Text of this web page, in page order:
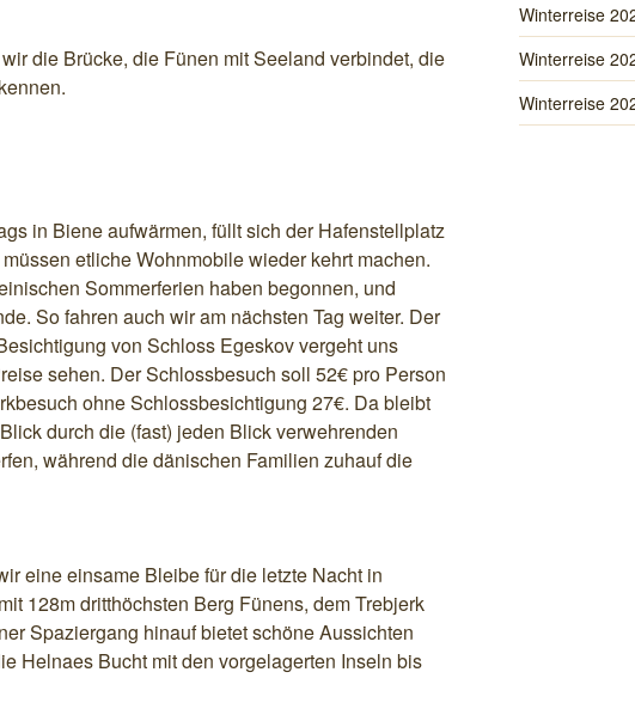
die Brücke, die Fünen mit Seeland verbindet, die
in Biene aufwärmen, füllt sich der Hafenstellplatz
etliche Wohnmobile wieder kehrt machen.
Sommerferien haben begonnen, und
So fahren auch wir am nächsten Tag weiter. Der
von Schloss Egeskov vergeht uns
sehen. Der Schlossbesuch soll 52€ pro Person
ohne Schlossbesichtigung 27€. Da bleibt
durch die (fast) jeden Blick verwehrenden
während die dänischen Familien zuhauf die
eine einsame Bleibe für die letzte Nacht in
128m dritthöchsten Berg Fünens, dem Trebjerk
Spaziergang hinauf bietet schöne Aussichten
Helnaes Bucht mit den vorgelagerten Inseln bis
Winterreise
Winterreise
Winterreise